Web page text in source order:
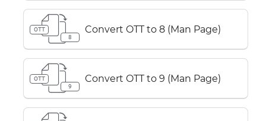
OTT
8
Convert OTT to 8 (Man Page)
OTT
9
Convert OTT to 9 (Man Page)